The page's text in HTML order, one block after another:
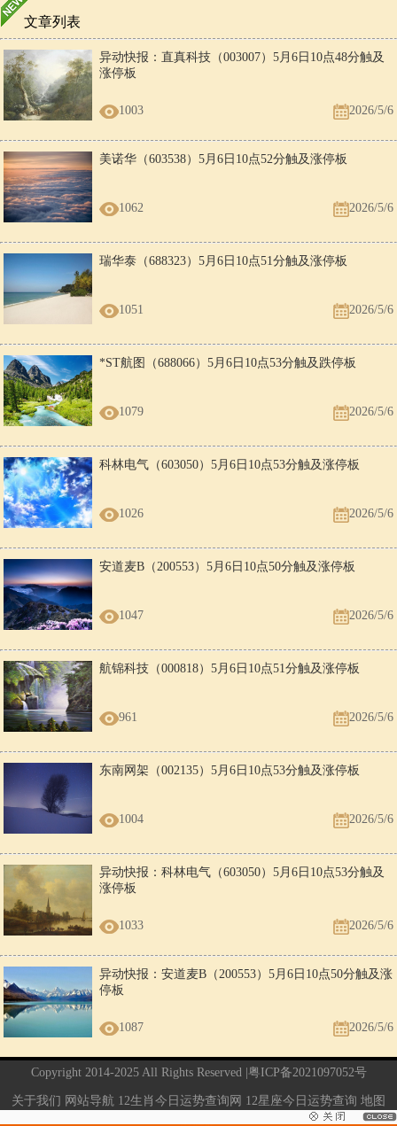
文章列表
异动快报：直真科技（003007）5月6日10点48分触及
涨停板
1003 2026/5/6
美诺华（603538）5月6日10点52分触及涨停板
1062 2026/5/6
瑞华泰（688323）5月6日10点51分触及涨停板
1051 2026/5/6
*ST航图（688066）5月6日10点53分触及跌停板
1079 2026/5/6
科林电气（603050）5月6日10点53分触及涨停板
1026 2026/5/6
安道麦B（200553）5月6日10点50分触及涨停板
1047 2026/5/6
航锦科技（000818）5月6日10点51分触及涨停板
961 2026/5/6
东南网架（002135）5月6日10点53分触及涨停板
1004 2026/5/6
异动快报：科林电气（603050）5月6日10点53分触及
涨停板
1033 2026/5/6
异动快报：安道麦B（200553）5月6日10点50分触及涨
停板
1087 2026/5/6
Copyright 2014-2025 All Rights Reserved | 粤ICP备2021097052号
关于我们 网站导航 12生肖今日运势查询网 12星座今日运势查询 地图